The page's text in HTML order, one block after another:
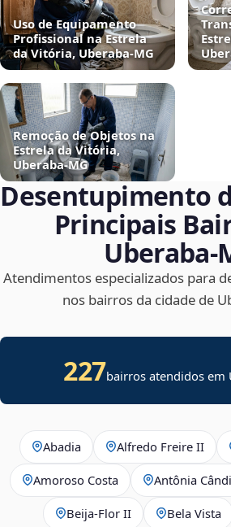
Uso de Equipamento
Profissional na Estrela
da Vitória, Uberaba‑MG
Remoção de Objetos na
Estrela da Vitória,
Uberaba‑MG
Desentupimento
Principais
Atendimentos especializados para
nos bairros da cidade de
227bairros atendidos em
Abadia Alfredo Freire II
Amoroso Costa Antônia
Beija‑Flor II Bela Vista